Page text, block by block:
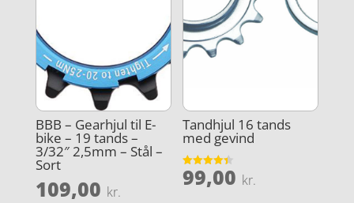
BBB – Gearhjul til E-
bike – 19 tands –
3/32″ 2,5mm – Stål –
Sort
109,00 kr.
Tandhjul 16 tands
med gevind
Vurderet
4.4
99,00 kr.